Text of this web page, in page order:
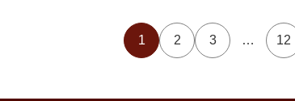
1 2 3 … 12